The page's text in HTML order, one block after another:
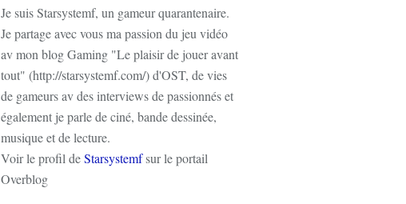
Je suis Starsystemf, un gameur quarantenaire.
Je partage avec vous ma passion du jeu vidéo
av mon blog Gaming "Le plaisir de jouer avant
tout" (http://starsystemf.com/) d'OST, de vies
de gameurs av des interviews de passionnés et
également je parle de ciné, bande dessinée,
musique et de lecture.
Voir le profil deStarsystemfsur le portail
Overblog